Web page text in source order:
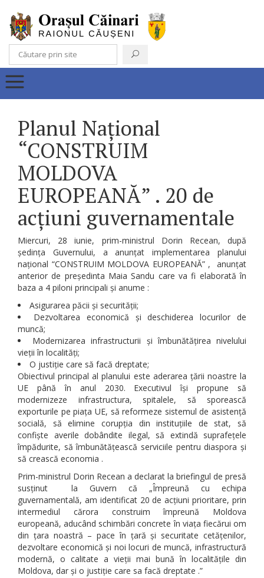
Planul Național
“CONSTRUIM
MOLDOVA
EUROPEANĂ” . 20 de
acțiuni guvernamentale
Miercuri, 28 iunie, prim-ministrul Dorin Recean, după
ședința Guvernului, a anunțat implementarea planului
național “CONSTRUIM MOLDOVA EUROPEANĂ” , anunțat
anterior de președinta Maia Sandu care va fi elaborată în
baza a 4 piloni principali și anume :
Asigurarea păcii și securității;
Dezvoltarea economică și deschiderea locurilor de
muncă;
Modernizarea infrastructurii și îmbunătățirea nivelului
vieții în localități;
O justiție care să facă dreptate;
Obiectivul principal al planului este aderarea țării noastre la
UE până în anul 2030. Executivul își propune să
modernizeze infrastructura, spitalele, să sporească
exporturile pe piața UE, să reformeze sistemul de asistență
socială, să elimine corupția din instituțiile de stat, să
confiște averile dobândite ilegal, să extindă suprafețele
împădurite, să îmbunătățească serviciile pentru diaspora și
să crească economia .
Prim-ministrul Dorin Recean a declarat la briefingul de presă
susținut la Guvern că „Împreună cu echipa
guvernamentală, am identificat 20 de acțiuni prioritare, prin
intermediul cărora construim împreună Moldova
europeană, aducând schimbări concrete în viața fiecărui om
din țara noastră – pace în țară și securitate cetățenilor,
dezvoltare economică și noi locuri de muncă, infrastructură
modernă, o calitate a vieții mai bună în localitățile din
Moldova, dar și o justiție care sa facă dreptate .”